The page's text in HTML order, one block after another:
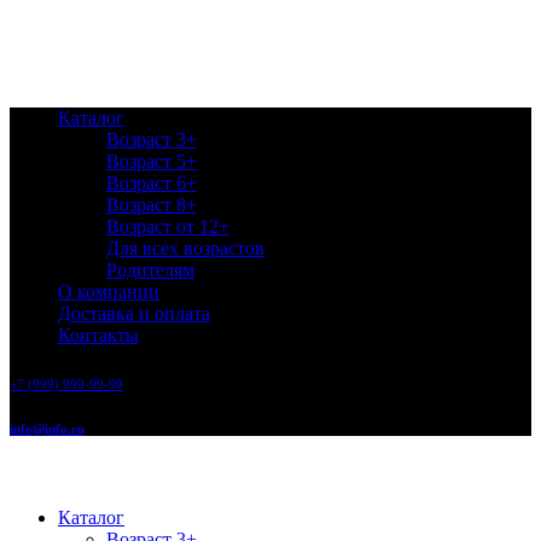
Каталог
Возраст 3+
Возраст 5+
Возраст 6+
Возраст 8+
Возраст от 12+
Для всех возрастов
Родителям
О компании
Доставка и оплата
Контакты
+7 (999) 999-99-99
info@info.ru
Каталог